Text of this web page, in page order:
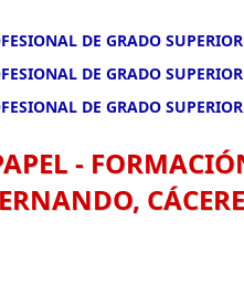
DE GRADO
DE GRADO
DE GRADO
-